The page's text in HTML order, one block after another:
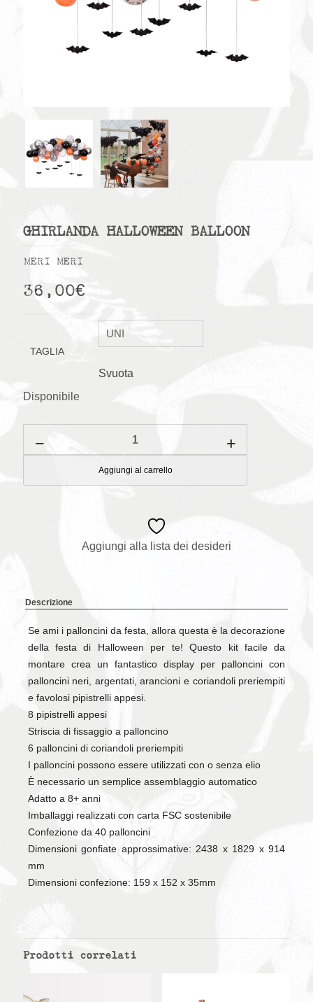
GHIRLANDA HALLOWEEN BALLOON
MERI MERI
36,00€
TAGLIA
Svuota
Disponibile
Halloween
Balloon
Aggiungi al carrello
Aggiungi alla lista dei desideri
Descrizione
Se ami i palloncini da festa, allora questa è la decorazione
della festa di Halloween per te! Questo kit facile da
montare crea un fantastico display per palloncini con
palloncini neri, argentati, arancioni e coriandoli preriempiti
e favolosi pipistrelli appesi.
8 pipistrelli appesi
Striscia di fissaggio a palloncino
6 palloncini di coriandoli preriempiti
I palloncini possono essere utilizzati con o senza elio
È necessario un semplice assemblaggio automatico
Adatto a 8+ anni
Imballaggi realizzati con carta FSC sostenibile
Confezione da 40 palloncini
Dimensioni gonfiate approssimative: 2438 x 1829 x 914
mm
Dimensioni confezione: 159 x 152 x 35mm
Prodotti correlati